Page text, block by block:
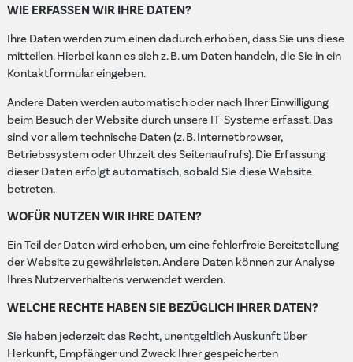
WIE ERFASSEN WIR IHRE DATEN?
Ihre Daten werden zum einen dadurch erhoben, dass Sie uns diese
mitteilen. Hierbei kann es sich z. B. um Daten handeln, die Sie in ein
Kontaktformular eingeben.
Andere Daten werden automatisch oder nach Ihrer Einwilligung
beim Besuch der Website durch unsere IT-Systeme erfasst. Das
sind vor allem technische Daten (z. B. Internetbrowser,
Betriebssystem oder Uhrzeit des Seitenaufrufs). Die Erfassung
dieser Daten erfolgt automatisch, sobald Sie diese Website
betreten.
WOFÜR NUTZEN WIR IHRE DATEN?
Ein Teil der Daten wird erhoben, um eine fehlerfreie Bereitstellung
der Website zu gewährleisten. Andere Daten können zur Analyse
Ihres Nutzerverhaltens verwendet werden.
WELCHE RECHTE HABEN SIE BEZÜGLICH IHRER DATEN?
Sie haben jederzeit das Recht, unentgeltlich Auskunft über
Herkunft, Empfänger und Zweck Ihrer gespeicherten